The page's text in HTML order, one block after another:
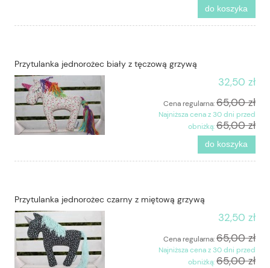
do koszyka
Przytulanka jednorożec biały z tęczową grzywą
32,50 zł
Cena regularna:65,00 zł
Najniższa cena z 30 dni przed
obniżką:65,00 zł
do koszyka
Przytulanka jednorożec czarny z miętową grzywą
32,50 zł
Cena regularna:65,00 zł
Najniższa cena z 30 dni przed
obniżką:65,00 zł